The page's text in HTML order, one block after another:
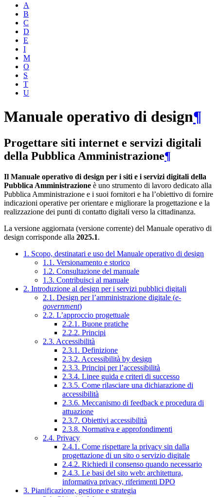
A
B
C
D
E
I
M
O
S
T
U
Manuale operativo di design¶
Progettare siti internet e servizi digitali
della Pubblica Amministrazione¶
Il Manuale operativo di design per i siti e i servizi digitali della
Pubblica Amministrazione è uno strumento di lavoro dedicato alla
Pubblica Amministrazione e i suoi fornitori e ha l’obiettivo di fornire
indicazioni operative per orientare e migliorare la progettazione e la
realizzazione dei punti di contatto digitali verso la cittadinanza.
La versione aggiornata (versione corrente) del Manuale operativo di
design corrisponde alla 2025.1.
1. Scopo, destinatari e uso del Manuale operativo di design
1.1. Versionamento e storico
1.2. Consultazione del manuale
1.3. Contribuisci al manuale
2. Introduzione al design per i servizi pubblici digitali
2.1. Design per l’amministrazione digitale (e-
government)
2.2. L’approccio progettuale
2.2.1. Buone pratiche
2.2.2. Principi
2.3. Accessibilità
2.3.1. Definizione
2.3.2. Accessibilità by design
2.3.3. Principi per l’accessibilità
2.3.4. Linee guida e criteri di successo
2.3.5. Come rilasciare una dichiarazione di
accessibilità
2.3.6. Meccanismo di feedback e procedura di
attuazione
2.3.7. Obiettivi accessibilità
2.3.8. Normativa e approfondimenti
2.4. Privacy
2.4.1. Come rispettare la privacy sin dalla
progettazione di un sito o servizio digitale
2.4.2. Richiedi il consenso quando necessario
2.4.3. Le basi del sito web: architettura,
informativa privacy, riferimenti DPO
3. Pianificazione, gestione e strategia